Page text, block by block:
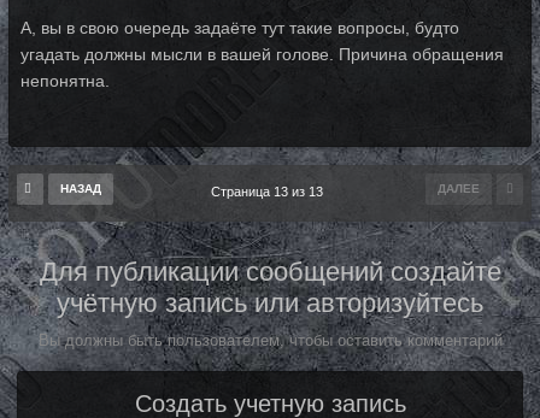
А, вы в свою очередь задаёте тут такие вопросы, будто
угадать должны мысли в вашей голове. Причина обращения
непонятна.
НАЗАД ДАЛЕЕ
Страница 13 из 13
Для публикации сообщений создайте
учётную запись или авторизуйтесь
Вы должны быть пользователем, чтобы оставить комментарий
Создать учетную запись